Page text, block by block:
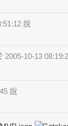
說
2005-10-13
說